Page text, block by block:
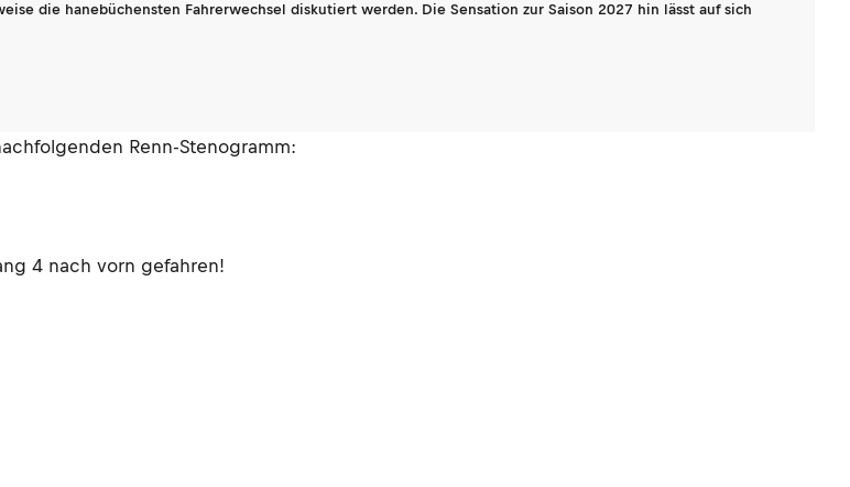
die hanebüchensten Fahrerwechsel diskutiert werden. Die Sensation zur Saison 2027 hin lässt auf sich
Renn-Stenogramm:
4 nach vorn gefahren!